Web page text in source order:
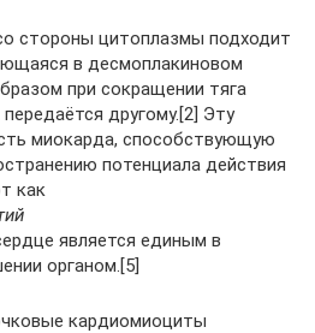
стороны цитоплазмы подходит
в десмоплакиновом
при сокращении тяга
другому.[2] Эту
миокарда, способствующую
потенциала действия
как
является единым в
органом.[5]
кардиомиоциты